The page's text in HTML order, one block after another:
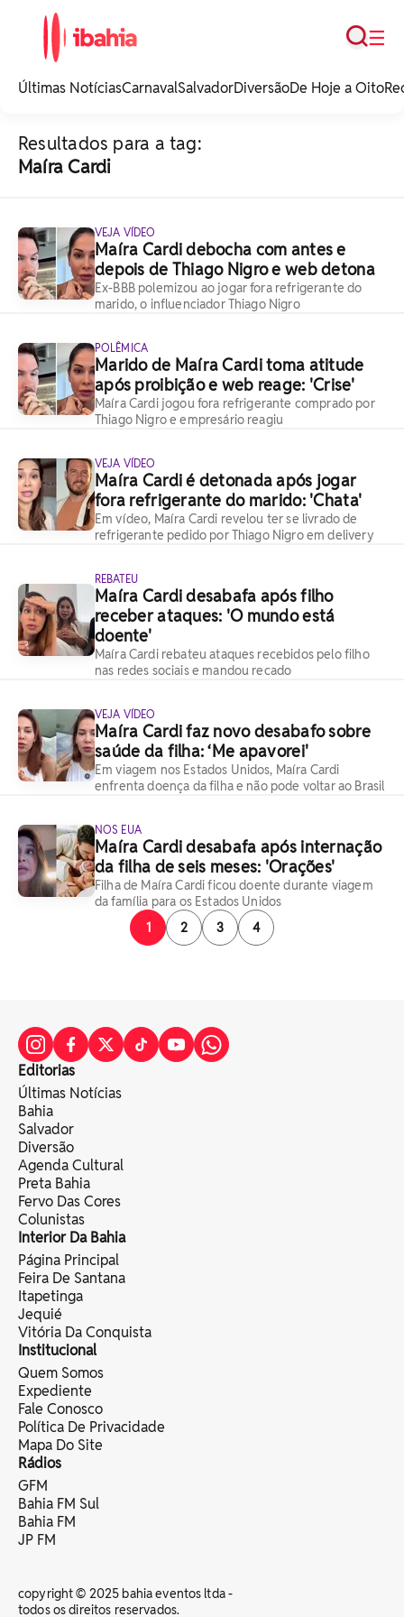
noticias e
☰
Busca
Últimas NotíciasCarnavalSalvadorDiversãoDe Hoje a Oito
Resultados para a tag:
Maíra Cardi
VEJA VÍDEO
Maíra Cardi debocha com antes e
depois de Thiago Nigro e web detona
Ex-BBB polemizou ao jogar fora refrigerante do
marido, o influenciador Thiago Nigro
POLÊMICA
Marido de Maíra Cardi toma atitude
após proibição e web reage: 'Crise'
Maíra Cardi jogou fora refrigerante comprado por
Thiago Nigro e empresário reagiu
VEJA VÍDEO
Maíra Cardi é detonada após jogar
fora refrigerante do marido: 'Chata'
Em vídeo, Maíra Cardi revelou ter se livrado de
refrigerante pedido por Thiago Nigro em delivery
REBATEU
Maíra Cardi desabafa após filho
receber ataques: 'O mundo está
doente'
Maíra Cardi rebateu ataques recebidos pelo filho
nas redes sociais e mandou recado
VEJA VÍDEO
Maíra Cardi faz novo desabafo sobre
saúde da filha: ‘Me apavorei'
Em viagem nos Estados Unidos, Maíra Cardi
enfrenta doença da filha e não pode voltar ao Brasil
NOS EUA
Maíra Cardi desabafa após internação
da filha de seis meses: 'Orações'
Filha de Maíra Cardi ficou doente durante viagem
da família para os Estados Unidos
1
2 3 4
Editorias
Últimas Notícias
Bahia
Salvador
Diversão
Agenda Cultural
Preta Bahia
Fervo Das Cores
Colunistas
Interior Da Bahia
Página Principal
Feira De Santana
Itapetinga
Jequié
Vitória Da Conquista
Institucional
Quem Somos
Expediente
Fale Conosco
Política De Privacidade
Mapa Do Site
Rádios
GFM
Bahia FM Sul
Bahia FM
JP FM
copyright © 2025 bahia eventos ltda -
todos os direitos reservados.